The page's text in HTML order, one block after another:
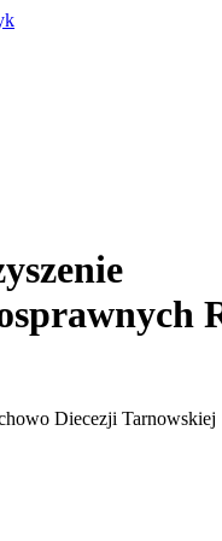
Diecezji Tarnowskiej